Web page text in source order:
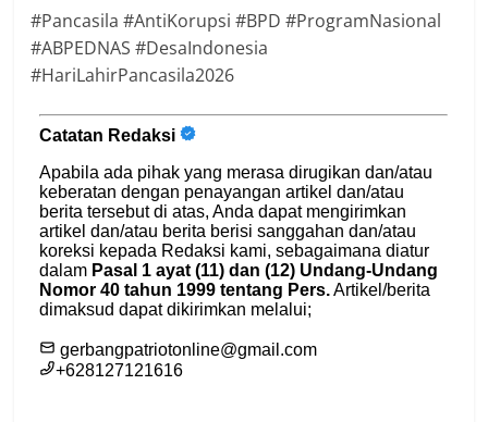
#Pancasila #AntiKorupsi #BPD #ProgramNasional
#ABPEDNAS #DesaIndonesia
#HariLahirPancasila2026